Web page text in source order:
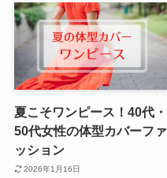
夏こそワンピース！40代・
50代女性の体型カバーファ
ッション
2026年1月16日